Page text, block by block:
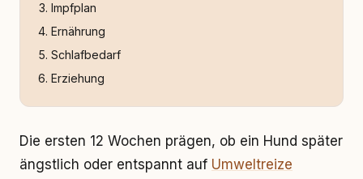
Impfplan
Ernährung
Schlafbedarf
Erziehung
Die ersten 12 Wochen prägen, ob ein Hund später
ängstlich oder entspannt auf Umweltreize